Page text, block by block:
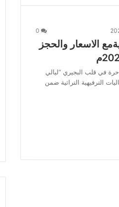
الاسعار والحجز
في قلب البجيري “ليالي
الترفيهية التراثية ضمن